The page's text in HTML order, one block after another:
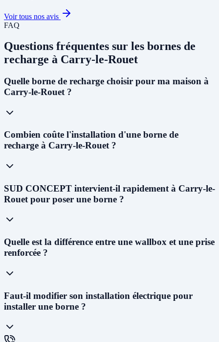
Voir tous nos avis
FAQ
Questions fréquentes sur les bornes de
recharge à Carry-le-Rouet
Quelle borne de recharge choisir pour ma maison à
Carry-le-Rouet ?
Pour un usage résidentiel à Carry-le-Rouet, nous recommandons
unewallbox 7kW monophasée
pour la plupart des foyers. Si votre
abonnement est triphasé, une borne
notre technicien vous conseillera lors du diagnostic gratuit.
Combien coûte l'installation d'une borne de
recharge à Carry-le-Rouet ?
Le coût varie selon le type de borne : de800 € à 1 500 € pour une
wallbox résidentielle,
1 500 € à 3 000 €
pour une borne semi-rapide,
et3 000 € à 8 000 €pour une borne rapide professionnelle. Après le
charge est considérablement réduit. Contactez-nous pour un devis
SUD CONCEPT intervient-il rapidement à Carry-le-
Rouet pour poser une borne ?
Oui ! Notresiège social est situé au 227 Allée Alfred Nobel à
Vedène
. Nous pouvons vous proposer un diagnostic électrique dans
les48 à 72h et planifier l'installation généralement dans la semaine
Quelle est la différence entre une wallbox et une prise
renforcée ?
Laprise renforcée (Green'Up)délivre 3,2kW et permet de
recharger un véhicule en 12 à 20h. C'est la solution la plus
économique. La wallbox (7kW à 22kW) est beaucoup plus rapide
smartphone, et obligatoire pour certains types de véhicules. C'est la
solution recommandée pour un usage quotidien.
Faut-il modifier son installation électrique pour
installer une borne ?